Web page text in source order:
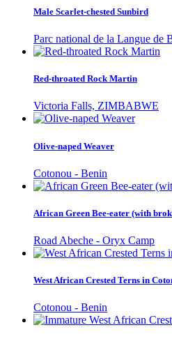
Male Scarlet-chested Sunbird
Parc national de la Langue de
Red-throated Rock Martin
Victoria Falls, ZIMBABWE
Olive-naped Weaver
Cotonou - Benin
African Green Bee-eater (with
Road Abeche - Oryx Camp
West African Crested Terns in
Cotonou - Benin